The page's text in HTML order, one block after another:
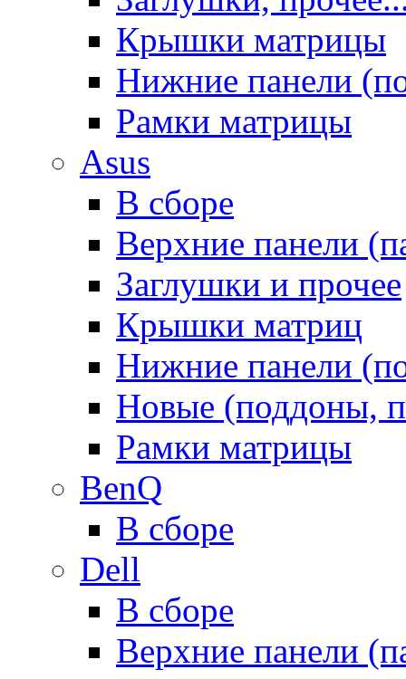
Крышки матрицы
Нижние панели
Рамки матрицы
Asus
В сборе
Верхние панели
Заглушки и прочее
Крышки матриц
Нижние панели
Новые (поддоны,
Рамки матрицы
BenQ
В сборе
Dell
В сборе
Верхние панели